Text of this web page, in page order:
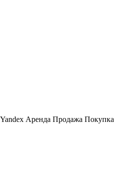
Yandex Аренда Продажа Покупка